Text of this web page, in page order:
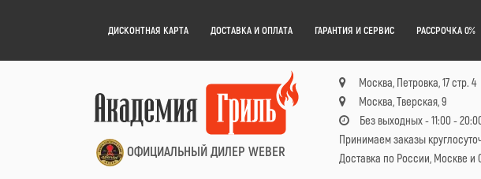
ДИСКОНТНАЯ КАРТА ДОСТАВКА И ОПЛАТА ГАРАНТИЯ И СЕРВИС РАССРОЧКА 0%
ОФИЦИАЛЬНЫЙ ДИЛЕР WEBER
Москва, Петровка, 17 стр. 4
Москва, Тверская, 9
Без выходных - 11:00 -
Принимаем заказы
Доставка по России, Москве и